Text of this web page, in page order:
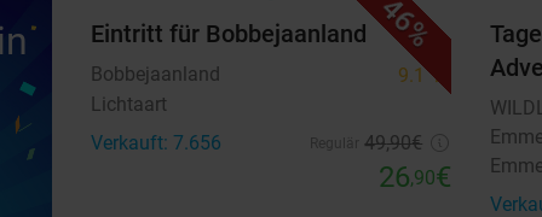
46%
Eintritt für Bobbejaanland
Bobbejaanland 9.1star
Lichtaart
Verkauft: 7.656
49,90€
26,90€